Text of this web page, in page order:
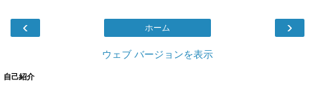
‹ ›
ホーム
ウェブ バージョンを表示
自己紹介